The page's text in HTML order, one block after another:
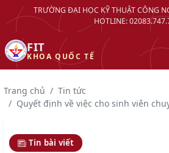
TRƯỜNG ĐẠI HỌC KỸ THUẬT CÔNG
HOTLINE:
FIT
KHOA QUỐC TẾ
Trang chủ
Tin tức
Quyết định về việc cho sinh viên
Tin bài viết